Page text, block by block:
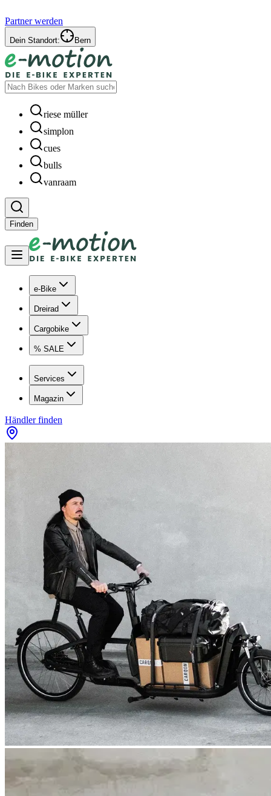
Partner werden
Dein Standort: Bern
riese müller
simplon
cues
bulls
vanraam
Finden
e-Bike
Dreirad
Cargobike
% SALE
Services
Magazin
Händler finden